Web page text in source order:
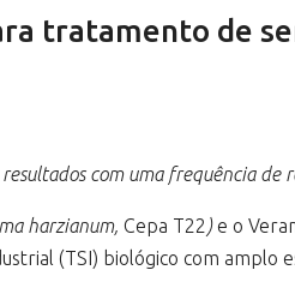
tratamento de
com uma frequência de
harzianum,Cepa T22 )e o
(TSI) biológico com amplo